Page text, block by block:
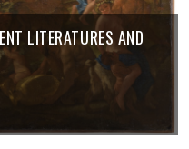
LITERATURES AND